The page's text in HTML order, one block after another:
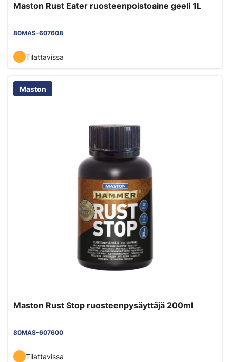
Maston Rust Eater ruosteenpoistoaine geeli 1L
80MAS-607608
Tilattavissa
Maston
Maston Rust Stop ruosteenpysäyttäjä 200ml
80MAS-607600
Tilattavissa